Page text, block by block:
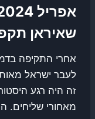
שאיראן
אחרי התקיפה
לעבר ישראל מאות
זה היה רגע
מאחורי שליחים.